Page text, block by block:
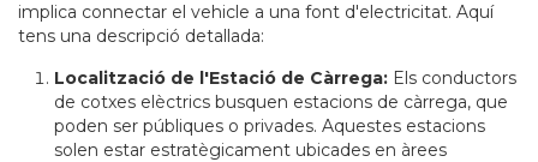
implica connectar el vehicle a una font d'electricitat. Aquí
tens una descripció detallada:
Localització de l'Estació de Càrrega: Els conductors
de cotxes elèctrics busquen estacions de càrrega, que
poden ser públiques o privades. Aquestes estacions
solen estar estratègicament ubicades en àrees